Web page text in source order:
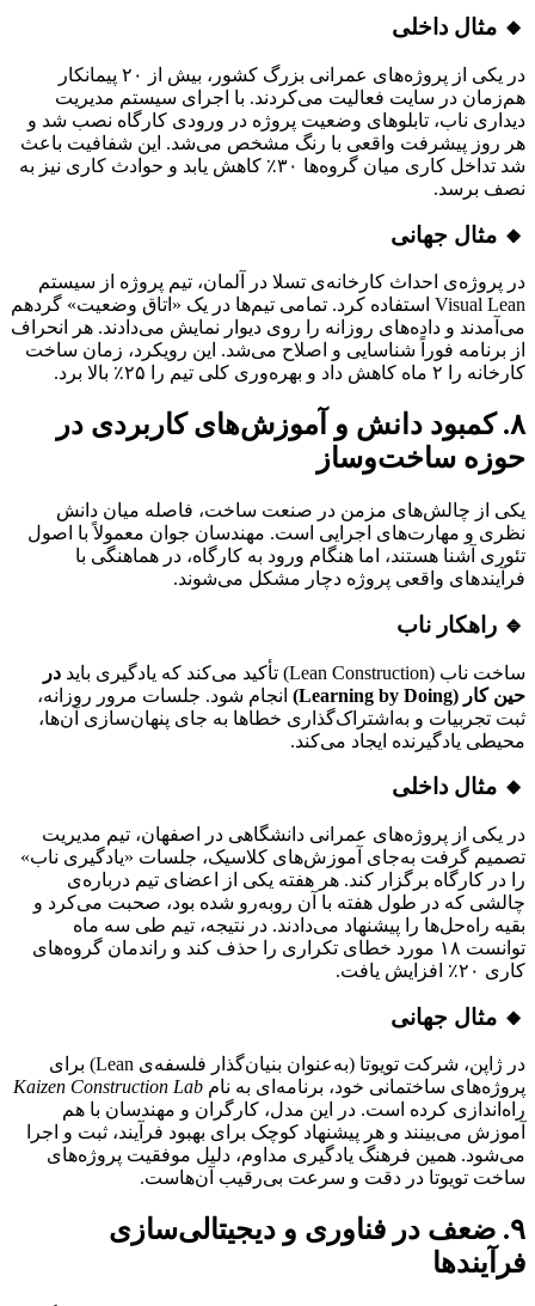
🔸 مثال داخلی
در یکی از پروژه‌های عمرانی بزرگ کشور، بیش از ۲۰ پیمانکار
هم‌زمان در سایت فعالیت می‌کردند. با اجرای سیستم مدیریت
دیداری ناب، تابلوهای وضعیت پروژه در ورودی کارگاه نصب شد و
هر روز پیشرفت واقعی با رنگ مشخص می‌شد. این شفافیت باعث
شد تداخل کاری میان گروه‌ها ۳۰٪ کاهش یابد و حوادث کاری نیز به
نصف برسد.
🔸 مثال جهانی
در پروژه‌ی احداث کارخانه‌ی تسلا در آلمان، تیم پروژه از سیستم
Visual Lean استفاده کرد. تمامی تیم‌ها در یک «اتاق وضعیت» گردهم
می‌آمدند و داده‌های روزانه را روی دیوار نمایش می‌دادند. هر انحراف
از برنامه فوراً شناسایی و اصلاح می‌شد. این رویکرد، زمان ساخت
کارخانه را ۲ ماه کاهش داد و بهره‌وری کلی تیم را ۲۵٪ بالا برد.
۸. کمبود دانش و آموزش‌های کاربردی در
حوزه ساخت‌وساز
یکی از چالش‌های مزمن در صنعت ساخت، فاصله میان دانش
نظری و مهارت‌های اجرایی است. مهندسان جوان معمولاً با اصول
تئوری آشنا هستند، اما هنگام ورود به کارگاه، در هماهنگی با
فرآیندهای واقعی پروژه دچار مشکل می‌شوند.
🔹 راهکار ناب
ساخت ناب (Lean Construction) تأکید می‌کند که یادگیری باید
در
حین کار (Learning by Doing)
انجام شود. جلسات مرور روزانه،
ثبت تجربیات و به‌اشتراک‌گذاری خطاها به جای پنهان‌سازی آن‌ها،
محیطی یادگیرنده ایجاد می‌کند.
🔸 مثال داخلی
در یکی از پروژه‌های عمرانی دانشگاهی در اصفهان، تیم مدیریت
تصمیم گرفت به‌جای آموزش‌های کلاسیک، جلسات «یادگیری ناب»
را در کارگاه برگزار کند. هر هفته یکی از اعضای تیم درباره‌ی
چالشی که در طول هفته با آن روبه‌رو شده بود، صحبت می‌کرد و
بقیه راه‌حل‌ها را پیشنهاد می‌دادند. در نتیجه، تیم طی سه ماه
توانست ۱۸ مورد خطای تکراری را حذف کند و راندمان گروه‌های
کاری ۲۰٪ افزایش یافت.
🔸 مثال جهانی
در ژاپن، شرکت تویوتا (به‌عنوان بنیان‌گذار فلسفه‌ی Lean) برای
پروژه‌های ساختمانی خود، برنامه‌ای به نام Kaizen Construction Lab
راه‌اندازی کرده است. در این مدل، کارگران و مهندسان با هم
آموزش می‌بینند و هر پیشنهاد کوچک برای بهبود فرآیند، ثبت و اجرا
می‌شود. همین فرهنگ یادگیری مداوم، دلیل موفقیت پروژه‌های
ساخت تویوتا در دقت و سرعت بی‌رقیب آن‌هاست.
۹. ضعف در فناوری و دیجیتالی‌سازی
فرآیندها